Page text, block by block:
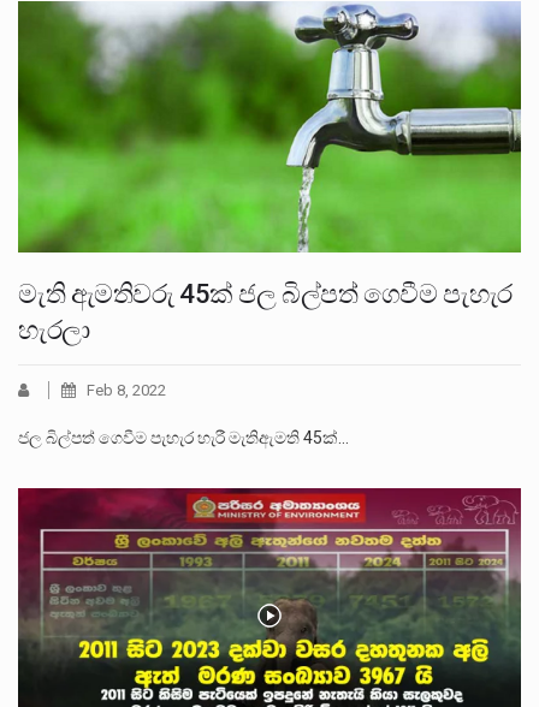
මැති ඇමතිවරු 45ක් ජල බිල්පත් ගෙවීම පැහැර
හැරලා
Feb 8, 2022
ජල බිල්පත් ගෙවීම පැහැර හැරී මැතිඇමති 45ක්…